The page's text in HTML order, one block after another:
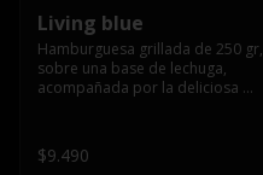
Living blue
Hamburguesa grillada de 250 gr,
sobre una base de lechuga,
acompañada por la deliciosa
wisky jack daniels y salsa de miel.-
$9.490